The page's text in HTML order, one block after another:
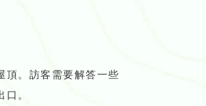
頂。訪客需要解答一些
。